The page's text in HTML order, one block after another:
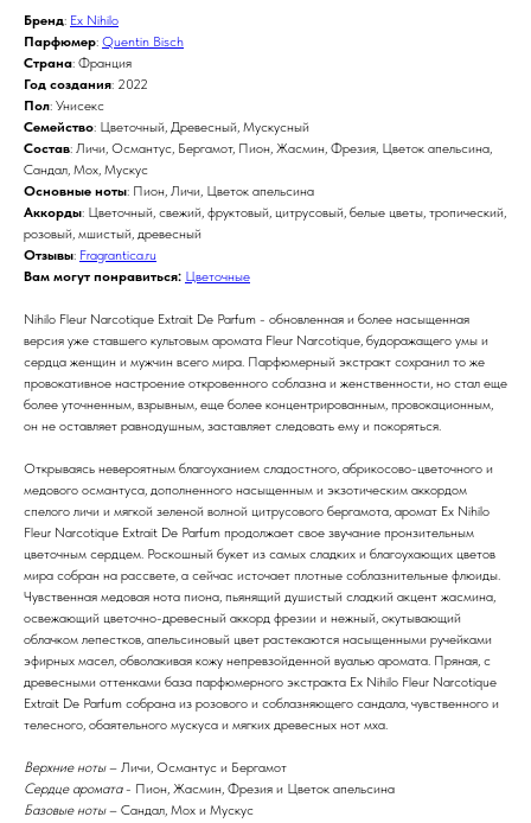
Бренд: Ex Nihilo
Парфюмер: Quentin Bisch
Страна: Франция
Год создания: 2022
Пол: Унисекс
Семейство: Цветочный, Древесный, Мускусный
Состав: Личи, Османтус, Бергамот, Пион, Жасмин, Фрезия, Цветок апельсина,
Сандал, Мох, Мускус
Основные ноты: Пион, Личи, Цветок апельсина
Аккорды: Цветочный, свежий, фруктовый, цитрусовый, белые цветы, тропический,
розовый, мшистый, древесный
Отзывы: Fragrantica.ru
Вам могут понравиться: Цветочные
Nihilo Fleur Narcotique Extrait De Parfum - обновленная и более насыщенная
версия уже ставшего культовым аромата Fleur Narcotique, будоражащего умы и
сердца женщин и мужчин всего мира. Парфюмерный экстракт сохранил то же
провокативное настроение откровенного соблазна и женственности, но стал еще
более уточненным, взрывным, еще более концентрированным, провокационным,
он не оставляет равнодушным, заставляет следовать ему и покоряться.
Открываясь невероятным благоуханием сладостного, абрикосово-цветочного и
медового османтуса, дополненного насыщенным и экзотическим аккордом
спелого личи и мягкой зеленой волной цитрусового бергамота, аромат Ex Nihilo
Fleur Narcotique Extrait De Parfum продолжает свое звучание пронзительным
цветочным сердцем. Роскошный букет из самых сладких и благоухающих цветов
мира собран на рассвете, а сейчас источает плотные соблазнительные флюиды.
Чувственная медовая нота пиона, пьянящий душистый сладкий акцент жасмина,
освежающий цветочно-древесный аккорд фрезии и нежный, окутывающий
облачком лепестков, апельсиновый цвет растекаются насыщенными ручейками
эфирных масел, обволакивая кожу непревзойденной вуалью аромата. Пряная, с
древесными оттенками база парфюмерного экстракта Ex Nihilo Fleur Narcotique
Extrait De Parfum собрана из розового и соблазняющего сандала, чувственного и
телесного, обаятельного мускуса и мягких древесных нот мха.
Верхние ноты– Личи, Османтус и Бергамот
Сердце аромата- Пион, Жасмин, Фрезия и Цветок апельсина
Базовые ноты– Сандал, Мох и Мускус